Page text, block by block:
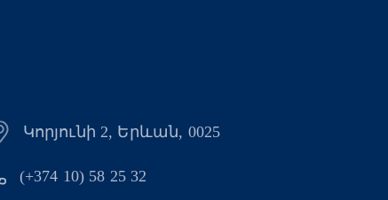
Կորյունի 2, Երևան, 0025
(+374 10) 58 25 32